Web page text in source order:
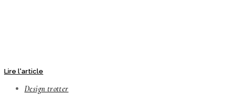
Lire l'article
Design trotter